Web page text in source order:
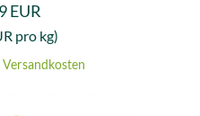
EUR
pro kg)
Versandkosten